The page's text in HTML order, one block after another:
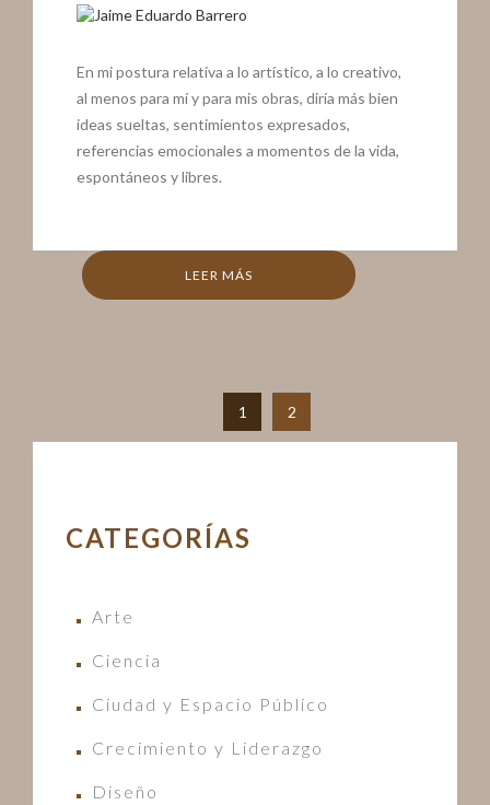
En mi postura relativa a lo artístico, a lo creativo,
al menos para mí y para mis obras, diría más bien
ideas sueltas, sentimientos expresados,
referencias emocionales a momentos de la vida,
espontáneos y libres.
LEER MÁS
1 2
CATEGORÍAS
Arte
Ciencia
Ciudad y Espacio Público
Crecimiento y Liderazgo
Diseño